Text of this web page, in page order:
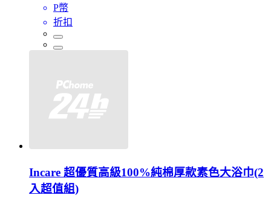
P幣
折扣
Incare 超優質高級100%純棉厚款素色大浴巾(2
入超值組)